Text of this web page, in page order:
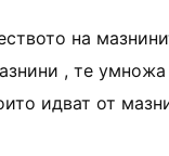
на
, те умножа
идват от